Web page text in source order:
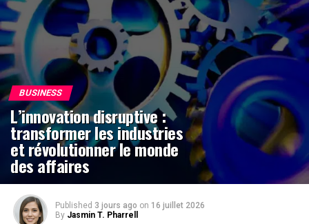
BUSINESS
L’innovation disruptive :
transformer les industries
et révolutionner le monde
des affaires
Published 3 jours ago on 16 juillet 2026
By Jasmin T. Pharrell